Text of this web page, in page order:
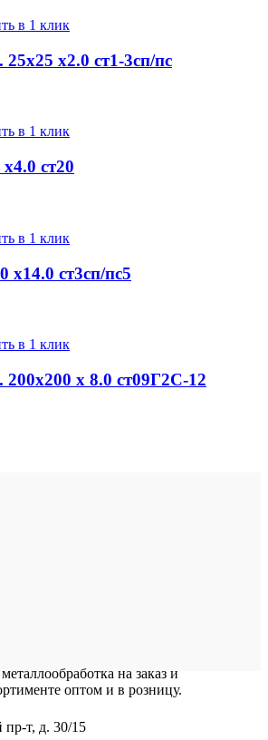
в 1 клик
х2.0 ст1-3сп/пс
в 1 клик
ст20
в 1 клик
х14.0 ст3сп/пс5
в 1 клик
х 8.0 ст09Г2С-12
на заказ и
оптом и в розницу.
пр-т, д. 30/15